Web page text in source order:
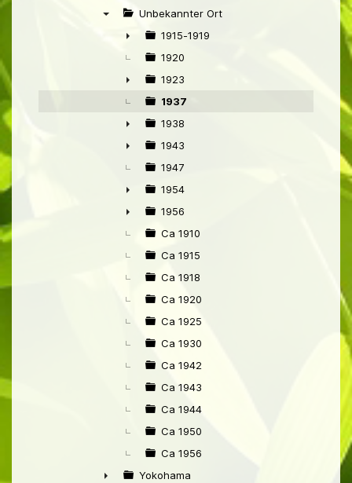
► Unbekannter Ort
►
1915-1919
1920
►
1923
1937
►
1938
►
1943
1947
►
1954
►
1956
Ca 1910
Ca 1915
Ca 1918
Ca 1920
Ca 1925
Ca 1930
Ca 1942
Ca 1943
Ca 1944
Ca 1950
Ca 1956
Yokohama